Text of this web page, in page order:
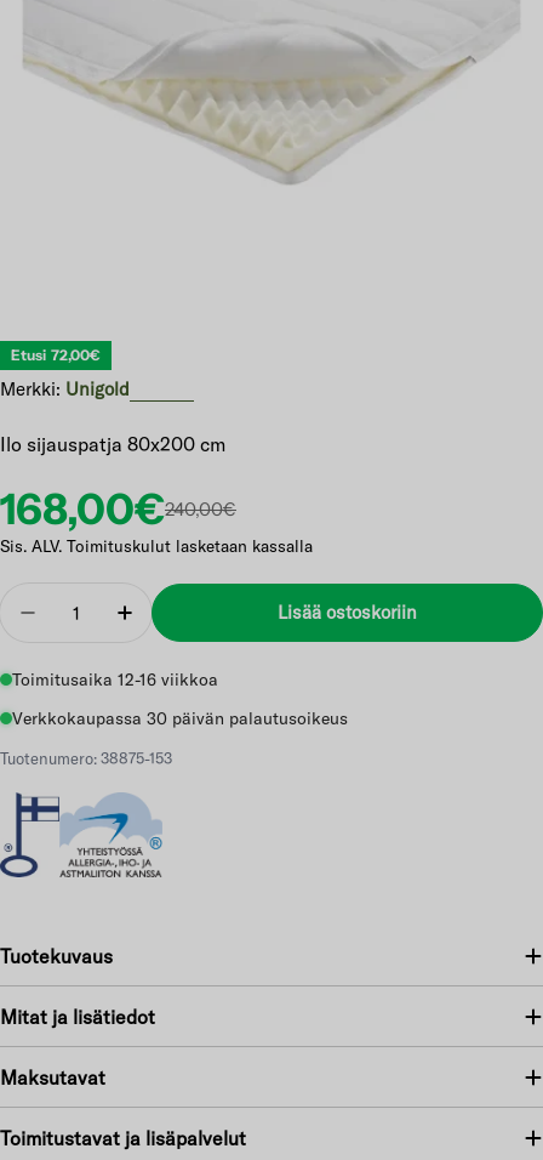
0 modaali-ikkunassa
Etusi 72,00€
Merkki: Unigold
Ilo sijauspatja 80x200 cm
Etuhinta
168,00€
Normaalihinta
240,00€
Sis. ALV. Toimituskulut lasketaan kassalla
Vähennä Lisää
Lisää ostoskoriin
Toimitusaika 12-16 viikkoa
Verkkokaupassa 30 päivän palautusoikeus
Tuotenumero: 38875-153
Tuotekuvaus
Mitat ja lisätiedot
Maksutavat
Toimitustavat ja lisäpalvelut